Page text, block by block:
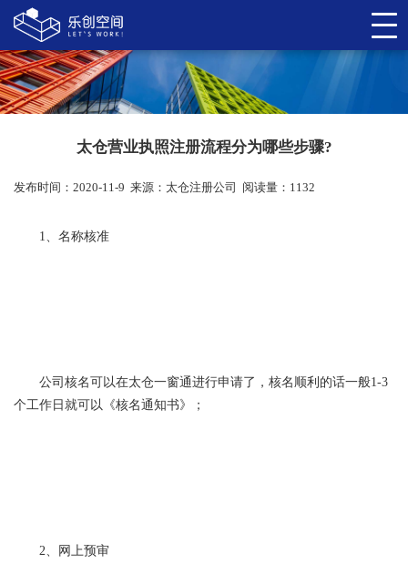
太仓营业执照注册流程分为哪些步骤?
发布时间：2020-11-9 来源： 太仓注册公司 阅读量：1132
1、名称核准
公司核名可以在太仓一窗通进行申请了，核名顺利的话一般1-3
个工作日就可以《核名通知书》；
2、网上预审